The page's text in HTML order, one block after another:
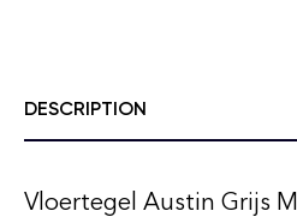
DESCRIPTION
Vloertegel Austin Grijs